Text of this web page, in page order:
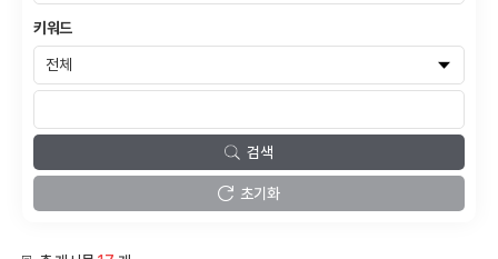
키워드
검색
초기화